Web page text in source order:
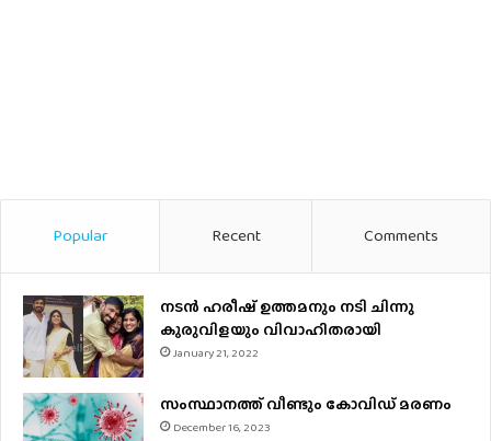
Popular Recent Comments
നടന്‍ ഹരീഷ് ഉത്തമനും നടി ചിന്നു
കുരുവിളയും വിവാഹിതരായി
January 21, 2022
സംസ്ഥാനത്ത് വീണ്ടും കോവിഡ് മരണം
December 16, 2023